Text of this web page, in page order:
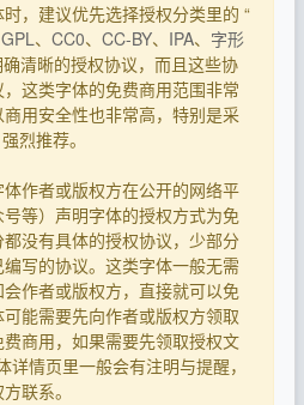
，建议优先选择授权分类里的 “
GPL、 CC0、 CC-BY、 IPA、 字形
清晰的授权协议，而且这些协
这类字体的免费商用范围非常
用安全性也非常高，特别是采
烈推荐。
作者或版权方在公开的网络平
等）声明字体的授权方式为免
没有具体的授权协议，少部分
写的协议。这类字体一般无需
作者或版权方，直接就可以免
能需要先向作者或版权方领取
商用，如果需要先领取授权文
情页里一般会有注明与提醒，
联系。